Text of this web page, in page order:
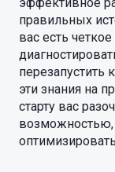
правильных
вас есть
эти знания на
старту вас
возможностью,